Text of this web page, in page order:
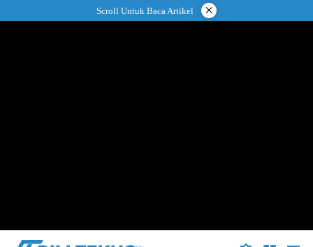
ke
Scroll Untuk Baca Artikel ×